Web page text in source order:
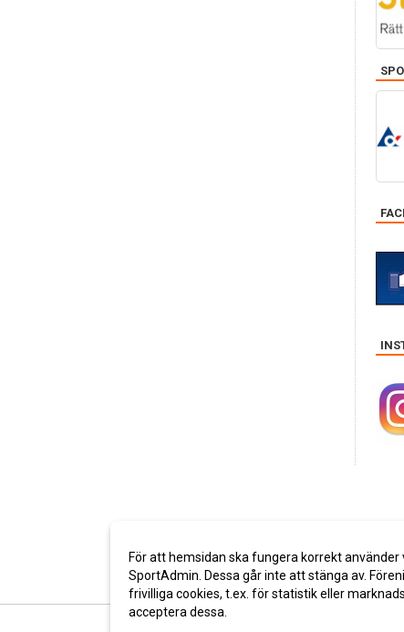
För att hemsidan ska fungera korrekt
SportAdmin. Dessa går inte att stänga av.
frivilliga cookies, t.ex. för statistik eller
acceptera dessa.